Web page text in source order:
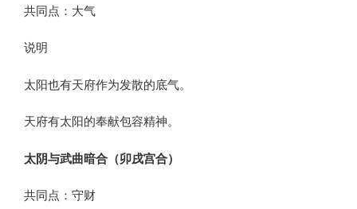
共同点：大气
说明
太阳也有天府作为发散的底气。
天府有太阳的奉献包容精神。
太阴与武曲暗合（卯戌宫合）
共同点：守财